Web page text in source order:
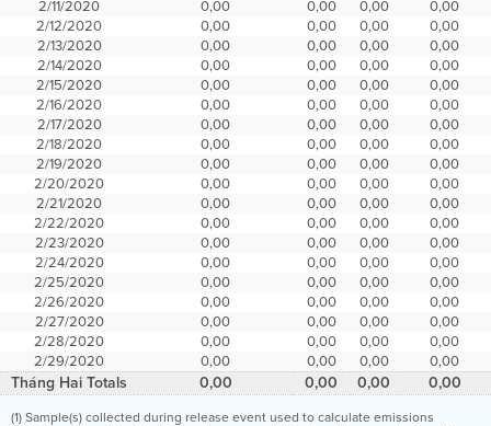
2/11/2020
0,00 0,00 0,00
0,00
2/12/2020
0,00 0,00 0,00
0,00
2/13/2020
0,00 0,00 0,00
0,00
2/14/2020
0,00 0,00 0,00
0,00
2/15/2020
0,00 0,00 0,00
0,00
2/16/2020
0,00 0,00 0,00
0,00
2/17/2020
0,00 0,00 0,00
0,00
2/18/2020
0,00 0,00 0,00
0,00
2/19/2020
0,00 0,00 0,00
0,00
2/20/2020
0,00 0,00 0,00
0,00
2/21/2020
0,00 0,00 0,00
0,00
2/22/2020
0,00 0,00 0,00
0,00
2/23/2020
0,00 0,00 0,00
0,00
2/24/2020
0,00 0,00 0,00
0,00
2/25/2020
0,00 0,00 0,00
0,00
2/26/2020
0,00 0,00 0,00
0,00
2/27/2020
0,00 0,00 0,00
0,00
2/28/2020
0,00 0,00 0,00
0,00
2/29/2020
0,00 0,00 0,00 0,00
Tháng Hai Totals 0,00 0,00 0,00 0,00
(1) Sample(s) collected during release event used to calculate emissions